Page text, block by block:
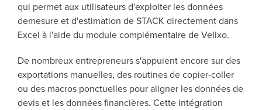
qui permet aux utilisateurs d'exploiter les données
demesure et d'estimation de STACK directement dans
Excel à l'aide du module complémentaire de Velixo.
De nombreux entrepreneurs s'appuient encore sur des
exportations manuelles, des routines de copier-coller
ou des macros ponctuelles pour aligner les données de
devis et les données financières. Cette intégration